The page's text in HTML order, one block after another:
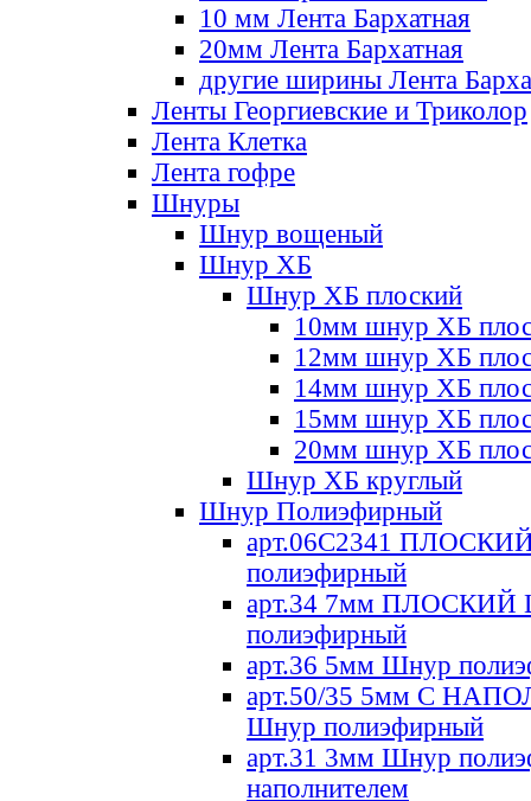
10 мм Лента Бархатная
20мм Лента Бархатная
другие ширины Лента
Ленты Георгиевские и Триколор
Лента Клетка
Лента гофре
Шнуры
Шнур вощеный
Шнур ХБ
Шнур ХБ плоский
10мм шнур ХБ
12мм шнур ХБ
14мм шнур ХБ
15мм шнур ХБ
20мм шнур ХБ
Шнур ХБ круглый
Шнур Полиэфирный
арт.06С2341
полиэфирный
арт.34 7мм ПЛОСКИЙ
полиэфирный
арт.36 5мм Шнур
арт.50/35 5мм С
Шнур полиэфирный
арт.31 3мм Шнур
наполнителем